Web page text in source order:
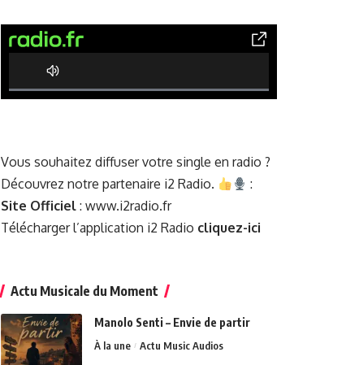
0% Complete
Vous souhaitez diffuser votre single en radio ?
Découvrez notre partenaire i2 Radio.
:
Site Officiel: www.i2radio.fr
Télécharger l’application i2 Radio cliquez-ici
Actu Musicale du Moment
Manolo Senti – Envie de partir
À la une Actu Music Audios